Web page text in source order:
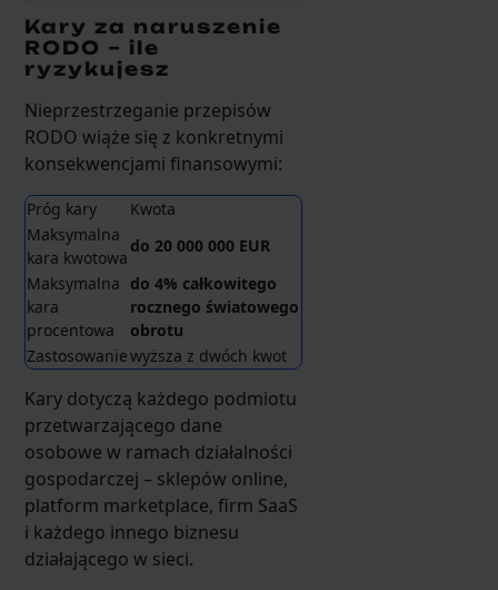
Kary za naruszenie
RODO – ile
ryzykujesz
Nieprzestrzeganie przepisów
RODO wiąże się z konkretnymi
konsekwencjami finansowymi:
Próg kary
Kwota
Maksymalna
kara kwotowa
do 20 000 000 EUR
Maksymalna
kara
procentowa
do 4% całkowitego
rocznego światowego
obrotu
Zastosowaniewyższa z dwóch kwot
Kary dotyczą każdego podmiotu
przetwarzającego dane
osobowe w ramach działalności
gospodarczej – sklepów online,
platform marketplace, firm SaaS
i każdego innego biznesu
działającego w sieci.